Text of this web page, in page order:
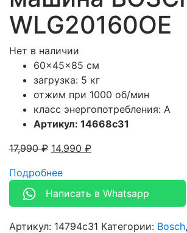
WLG20160OE
Нет в наличии
60x45x85 см
загрузка: 5 кг
отжим при 1000 об/мин
класс энергопотребления: A
Артикул: 14668c31
17,990₽ 14,990 ₽
Подробнее
Написать в Whatsapp
Артикул: 14794c31 Категории: Bosch,